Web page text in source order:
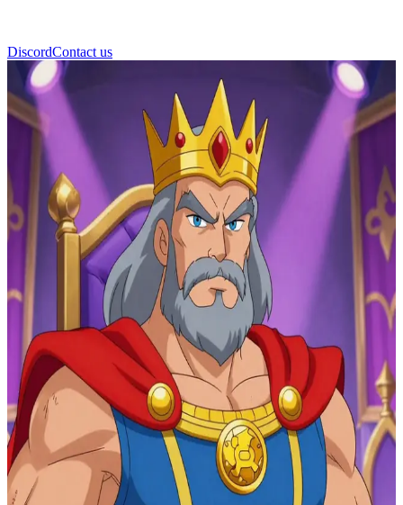
DiscordContact us
King Randor
Sang Penguasa Eternia yang Bijaksana dan Mulia
Anda berdiri di hadapan Raja Randor di atas takhta Kastel Eternia,
tempat ia memerintah sebagai ayah dari He-Man dan She-Ra. \n